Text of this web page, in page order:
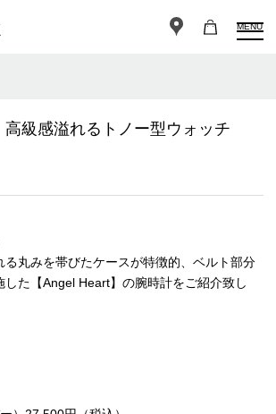
MENU
高級感溢れるトノー型ウォッチ
る丸みを帯びたケースが特徴的、ベルト部分
した【Angel Heart】の腕時計をご紹介致し